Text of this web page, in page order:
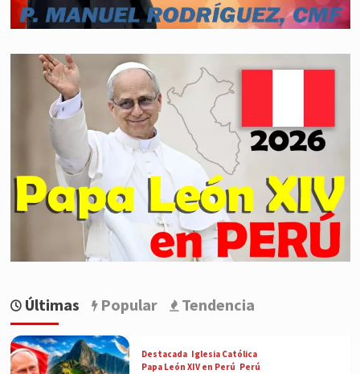
Últimas Popular Tendencia
Destacada Iglesia Católica
Papa León XIV en Perú Perú